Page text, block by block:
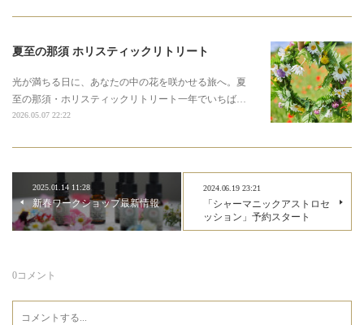
夏至の那須 ホリスティックリトリート
光が満ちる日に、あなたの中の花を咲かせる旅へ。夏
至の那須・ホリスティックリトリート一年でいちば…
2026.05.07 22:22
2025.01.14 11:28
新春ワークショップ最新情報
2024.06.19 23:21
「シャーマニックアストロセ
ッション」予約スタート
0コメント